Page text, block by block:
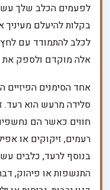
לפעמים הכלב שלך
בקלות להיעלם מעיניך
לכלב להתמודד עם לחץ
אלה מוקדם ולספק את
אחד הסימנים הפיזיים
סלידה מרעש הוא רעד.
חווים כאשר הם
רעמים, זיקוקים או
בנוסף לרעד, כלבים
התנשפות או פיהוק,